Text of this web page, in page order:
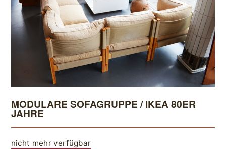
MODULARE SOFAGRUPPE / IKEA 80ER
JAHRE
nicht mehr verfügbar